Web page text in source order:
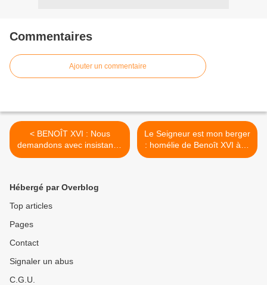
Commentaires
Ajouter un commentaire
< BENOÎT XVI : Nous
demandons avec insistance
pardon à Dieu et aux
Le Seigneur est mon berger
: homélie de Benoît XVI à la
Messe du Sacré Cœur de
Hébergé par Overblog
Top articles
Pages
Contact
Signaler un abus
C.G.U.